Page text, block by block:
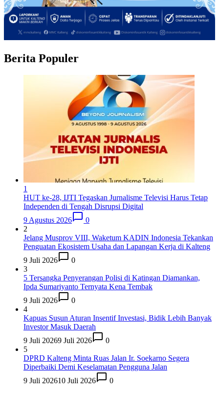
Berita Populer
1
HUT ke-28, IJTI Tegaskan Jurnalisme Televisi Harus Tetap
Independen di Tengah Disrupsi Digital
9 Agustus 2026
0
2
Jelang Musprov VIII, Waketum KADIN Indonesia Tekankan
Penguatan Ekosistem Usaha dan Lapangan Kerja di Kalteng
9 Juli 2026
0
3
5 Tersangka Penyerangan Polisi di Katingan Diamankan,
Ipda Sumariyanto Ternyata Kena Tembak
9 Juli 2026
0
4
Kapuas Susun Aturan Insentif Investasi, Bidik Lebih Banyak
Investor Masuk Daerah
9 Juli 20269 Juli 2026
0
5
DPRD Kalteng Minta Ruas Jalan Ir. Soekarno Segera
Diperbaiki Demi Keselamatan Pengguna Jalan
9 Juli 202610 Juli 2026 0